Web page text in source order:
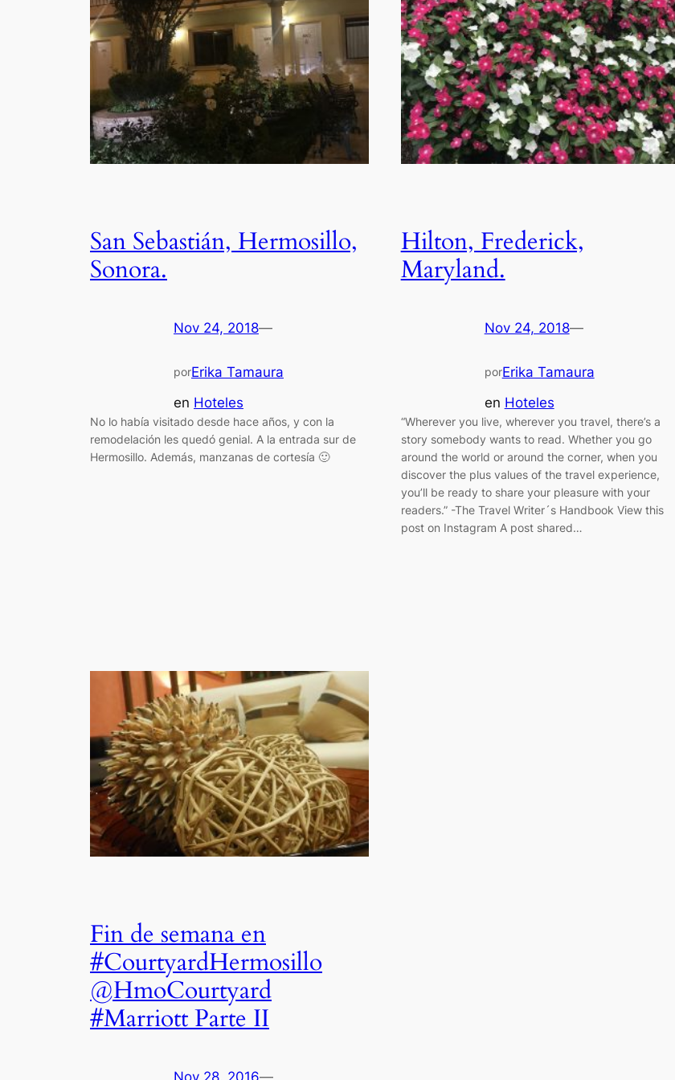
San Sebastián, Hermosillo,
Sonora.
Nov 24, 2018—
porErika Tamaura
en Hoteles
No lo había visitado desde hace años, y con la
remodelación les quedó genial. A la entrada sur de
Hermosillo. Además, manzanas de cortesía 🙂
Hilton, Frederick,
Maryland.
Nov 24, 2018—
porErika Tamaura
en Hoteles
“Wherever you live, wherever you travel, there’s a
story somebody wants to read. Whether you go
around the world or around the corner, when you
discover the plus values of the travel experience,
you’ll be ready to share your pleasure with your
readers.” -The Travel Writer´s Handbook View this
post on Instagram A post shared…
Fin de semana en
#CourtyardHermosillo
@HmoCourtyard
#Marriott Parte II